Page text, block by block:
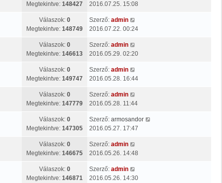
Megtekintve: 148427
2016.07.25. 15:08
Válaszok: 0
Megtekintve: 148749
Szerző: admin
2016.07.22. 00:24
Válaszok: 0
Megtekintve: 146613
Szerző: admin
2016.05.29. 02:20
Válaszok: 0
Megtekintve: 149747
Szerző: admin
2016.05.28. 16:44
Válaszok: 0
Megtekintve: 147779
Szerző: admin
2016.05.28. 11:44
Válaszok: 0
Megtekintve: 147305
Szerző: armosandor
2016.05.27. 17:47
Válaszok: 0
Megtekintve: 146675
Szerző: admin
2016.05.26. 14:48
Válaszok: 0
Megtekintve: 146871
Szerző: admin
2016.05.26. 14:30